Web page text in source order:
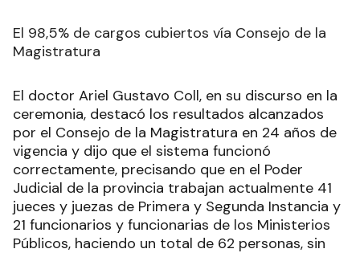
El 98,5% de cargos cubiertos vía Consejo de la
Magistratura
El doctor Ariel Gustavo Coll, en su discurso en la
ceremonia, destacó los resultados alcanzados
por el Consejo de la Magistratura en 24 años de
vigencia y dijo que el sistema funcionó
correctamente, precisando que en el Poder
Judicial de la provincia trabajan actualmente 41
jueces y juezas de Primera y Segunda Instancia y
21 funcionarios y funcionarias de los Ministerios
Públicos, haciendo un total de 62 personas, sin